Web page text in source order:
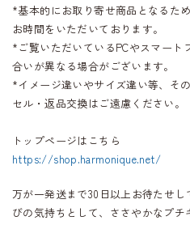
*基本的にお取り寄せ商品となるた
お時間をいただいております。
*ご覧いただいているPCやスマート
合いが異なる場合がございます。
*イメージ違いやサイズ違い等、そ
セル・返品交換はご遠慮ください。
トップページはこちら
https://shop.harmonique.net/
万が一発送まで30日以上お待たせ
びの気持ちとして、ささやかなプチ